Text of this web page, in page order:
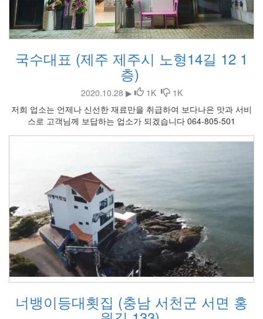
국수대표 (제주 제주시 노형14길 12 1
층)
2020.10.28 ▶ 1K
1K
저희 업소는 언제나 신선한 재료만을 취급하여 보다나은 맛과 서비
스로 고객님께 보답하는 업소가 되겠습니다 064-805-501
너뱅이등대횟집 (충남 서천군 서면 홍